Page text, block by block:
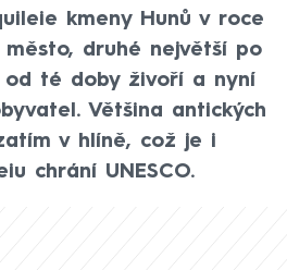
kmeny Hunů v roce
město, druhé největší po
od té doby živoří a nyní
Většina antických
v hlíně, což je i
chrání UNESCO.